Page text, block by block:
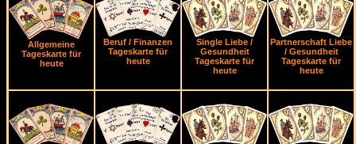
Allgemeine
Tageskarte für
heute
Beruf / Finanzen
Tageskarte für
heute
Single Liebe /
Gesundheit
Tageskarte für
heute
Partnerschaft Liebe
/ Gesundheit
Tageskarte für
heute